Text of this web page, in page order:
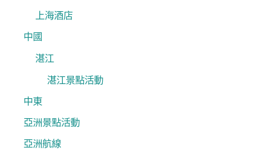
上海酒店
中國
湛江
湛江景點活動
中東
亞洲景點活動
亞洲航線